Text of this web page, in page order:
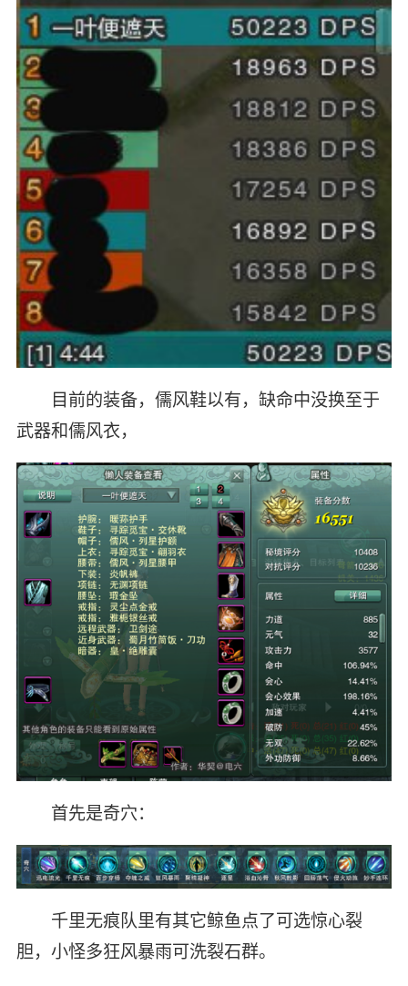
目前的装备，儒风鞋以有，缺命中没换至于
武器和儒风衣，
首先是奇穴：
千里无痕队里有其它鲸鱼点了可选惊心裂
胆，小怪多狂风暴雨可洗裂石群。